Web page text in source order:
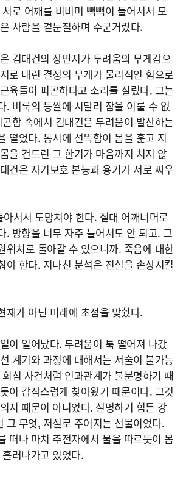
로 어깨를 비비며 빽빽이 들어서서 모
사람을 곁눈질하며 수군거렸다.
김대건의 장딴지가 두려움의 무게감으
로 내린 결정의 무게가 물리적인 힘으로
육들이 피곤하다고 소리를 질렀다. 그는
. 벼룩의 등쌀에 시달려 잠을 이룰 수 없
함 속에서 김대건은 두려움이 발산하는
떨었다. 동시에 선뜩함이 몸을 훑고 지
을 건드린 그 한기가 마음까지 치지 않
건은 자기보호 본능과 용기가 서로 싸우
서서 도망쳐야 한다. 절대 어깨너머로
. 방향을 너무 자주 틀어서도 안 되고. 그
위치로 돌아갈 수 있으니까. 죽음에 대한
야 한다. 지나친 분석은 진실을 손상시킬
재가 아닌 미래에 초점을 맞췄다.
이 일어났다. 두려움이 툭 떨어져 나갔
계기와 과정에 대해서는 서술이 불가능
심 사건처럼 인과관계가 불분명하기 때
이 갑작스럽게 찾아왔기 때문이다. 그것
지 때문이 아니었다. 설명하기 힘든 강
그 무엇, 저절로 주어지는 선물이었다.
떠나 마치 주전자에서 물을 따르듯이 몸
러나가고 있었다.